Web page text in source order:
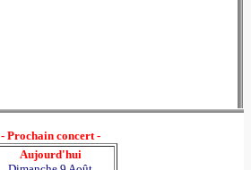
- Prochain concert -
Aujourd'hui